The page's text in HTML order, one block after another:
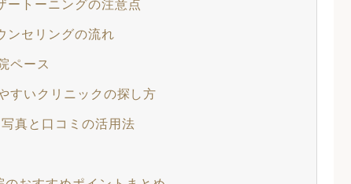
ートーニングの注意点
ンセリングの流れ
ペース
すいクリニックの探し方
真と口コミの活用法